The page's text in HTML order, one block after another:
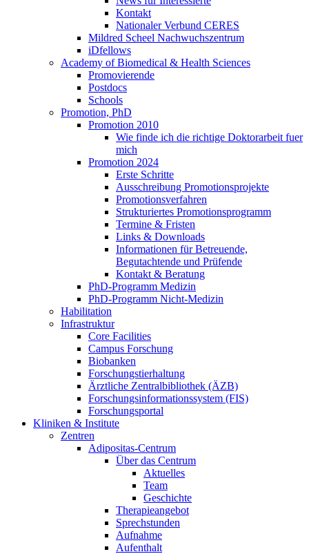
Kontakt
Nationaler Verbund CERES
Mildred Scheel Nachwuchszentrum
iDfellows
Academy of Biomedical & Health Sciences
Promovierende
Postdocs
Schools
Promotion, PhD
Promotion 2010
Wie finde ich die richtige Doktorarbeit fuer
mich
Promotion 2024
Erste Schritte
Ausschreibung Promotionsprojekte
Promotionsverfahren
Strukturiertes Promotionsprogramm
Termine & Fristen
Links & Downloads
Informationen für Betreuende,
Begutachtende und Prüfende
Kontakt & Beratung
PhD-Programm Medizin
PhD-Programm Nicht-Medizin
Habilitation
Infrastruktur
Core Facilities
Campus Forschung
Biobanken
Forschungstierhaltung
Ärztliche Zentralbibliothek (ÄZB)
Forschungsinformationssystem (FIS)
Forschungsportal
Kliniken & Institute
Zentren
Adipositas-Centrum
Über das Centrum
Aktuelles
Team
Geschichte
Therapieangebot
Sprechstunden
Aufnahme
Aufenthalt